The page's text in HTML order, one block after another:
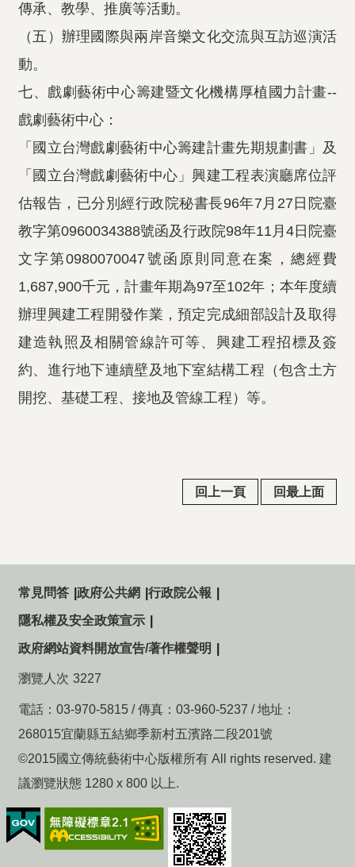
傳承、教學、推廣等活動。
（五）辦理國際與兩岸音樂文化交流與互訪巡演活
動。
七、戲劇藝術中心籌建暨文化機構厚植國力計畫--
戲劇藝術中心：
「國立台灣戲劇藝術中心籌建計畫先期規劃書」及
「國立台灣戲劇藝術中心」興建工程表演廳席位評
估報告，已分別經行政院秘書長96年7月27日院臺
教字第0960034388號函及行政院98年11月4日院臺
文字第0980070047號函原則同意在案，總經費
1,687,900千元，計畫年期為97至102年；本年度續
辦理興建工程開發作業，預定完成細部設計及取得
建造執照及相關管線許可等、興建工程招標及簽
約、進行地下連續壁及地下室結構工程（包含土方
開挖、基礎工程、接地及管線工程）等。
回上一頁 回最上面
常見問答 政府公共網 行政院公報
隱私權及安全政策宣示
政府網站資料開放宣告/著作權聲明
瀏覽人次 3227
電話：03-970-5815 / 傳真：03-960-5237 / 地址：
268015宜蘭縣五結鄉季新村五濱路二段201號
©2015國立傳統藝術中心版權所有 All rights reserved. 建
議瀏覽狀態 1280 x 800 以上.